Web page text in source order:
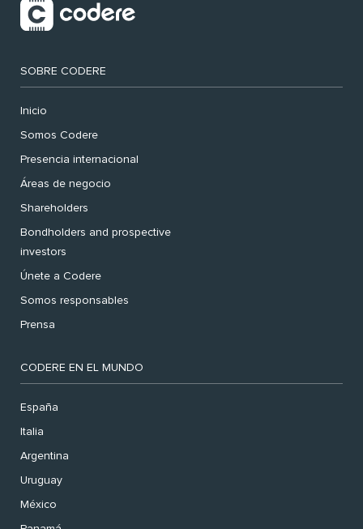
SOBRE CODERE
Inicio
Somos Codere
Presencia internacional
Áreas de negocio
Shareholders
Bondholders and prospective
investors
Únete a Codere
Somos responsables
Prensa
CODERE EN EL MUNDO
España
Italia
Argentina
Uruguay
México